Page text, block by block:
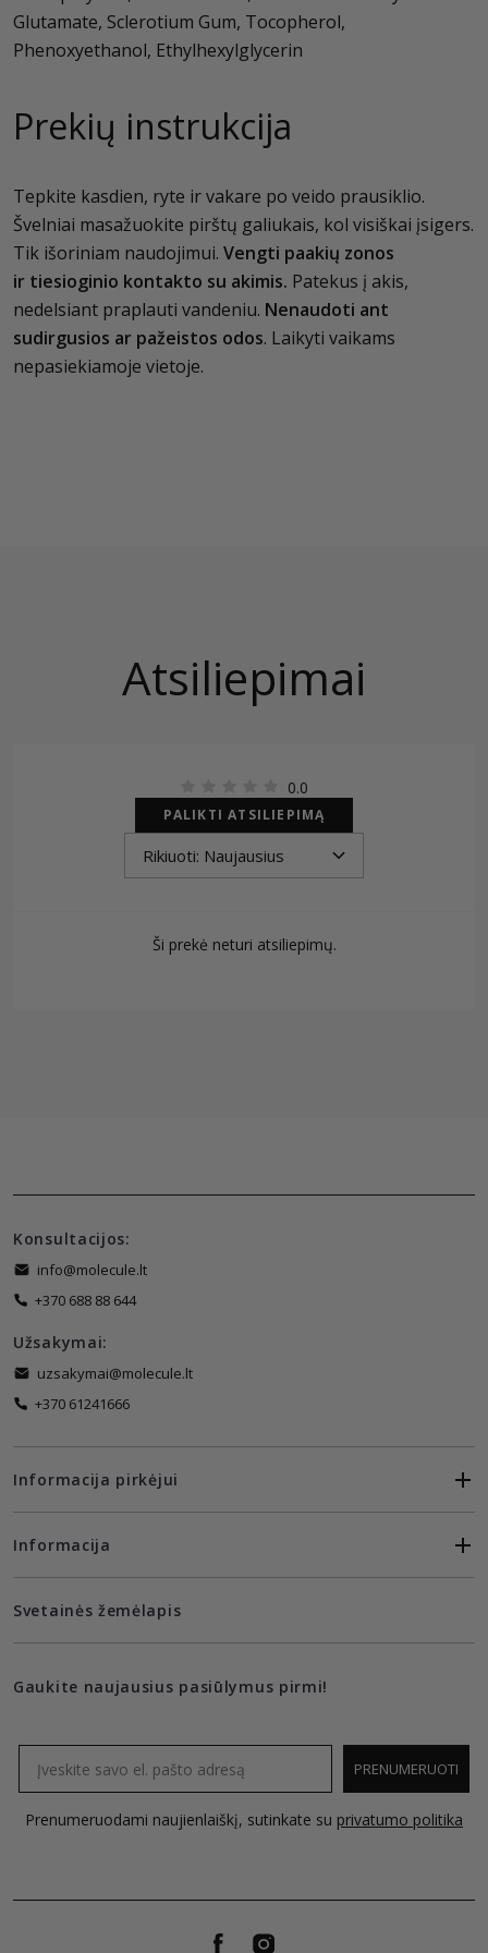
Glutamate, Sclerotium Gum, Tocopherol,
Phenoxyethanol, Ethylhexylglycerin
Prekių instrukcija
Tepkite kasdien, ryte ir vakare po veido prausiklio.
Švelniai masažuokite pirštų galiukais, kol visiškai įsigers.
Tik išoriniam naudojimui. Vengti paakių zonos
ir tiesioginio kontakto su akimis. Patekus į akis,
nedelsiant praplauti vandeniu. Nenaudoti ant
sudirgusios ar pažeistos odos. Laikyti vaikams
nepasiekiamoje vietoje.
Atsiliepimai
0.0
PALIKTI ATSILIEPIMĄ
Ši prekė neturi atsiliepimų.
Konsultacijos:
info@molecule.lt
+370 688 88 644
Užsakymai:
uzsakymai@molecule.lt
+370 61241666
Informacija pirkėjui
Informacija
Svetainės žemėlapis
Gaukite naujausius pasiūlymus pirmi!
PRENUMERUOTI
Prenumeruodami naujienlaiškį, sutinkate su privatumo politika